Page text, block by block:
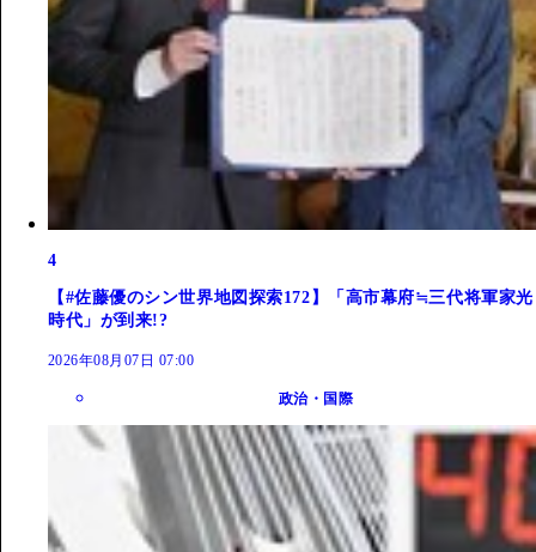
4
【#佐藤優のシン世界地図探索172】「高市幕府≒三代将軍家光
時代」が到来!?
2026年08月07日 07:00
政治・国際